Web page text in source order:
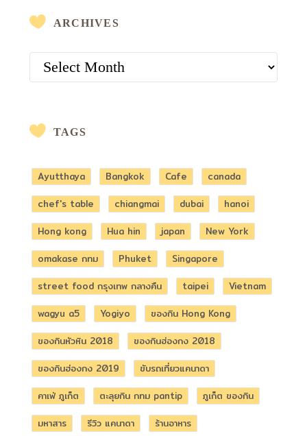
ARCHIVES
TAGS
Ayutthaya Bangkok Cafe
canada
chef's table
chiangmai dubai
hanoi
Hong kong
Hua hin japan
New York
omakase กทม
Phuket
Singapore
street food กรุงเทพ กลางคืน
taipei
Vietnam
wagyu a5
Yogiyo
ของกิน Hong Kong
ของกินหัวหิน 2018
ของกินฮ่องกง 2018
ของกินฮ่องกง 2019
ขับรถเที่ยวแคนาดา
คาเฟ่ ภูเก็ต
ตะลุยกิน กทม pantip
ภูเก็ต ของกิน
มหาสาร
รีวิว แคนาดา
ร้านอาหาร